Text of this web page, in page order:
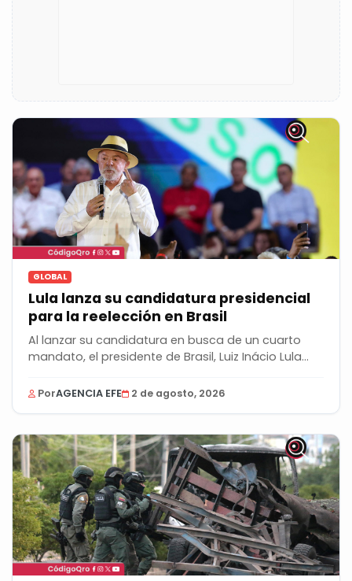
GLOBAL
Lula lanza su candidatura presidencial
para la reelección en Brasil
Al lanzar su candidatura en busca de un cuarto
mandato, el presidente de Brasil, Luiz Inácio Lula...
PorAGENCIA EFE 2 de agosto, 2026